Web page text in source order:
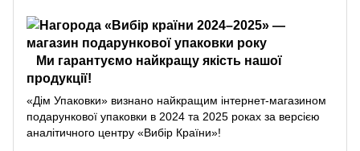
Ми гарантуємо найкращу якість нашої
продукції!
«Дім Упаковки» визнано найкращим інтернет-магазином
подарункової упаковки в 2024 та 2025 роках за версією
аналітичного центру «Вибір Країни»!